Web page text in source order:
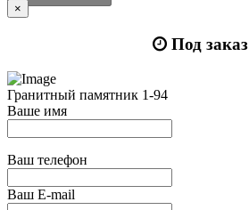
×
Под заказ
Гранитный памятник 1-94
Ваше имя
Ваш телефон
Ваш E-mail